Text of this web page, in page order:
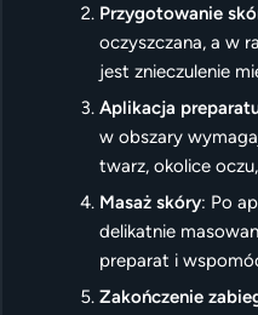
Przygotowanie
oczyszczana, a w
jest znieczulenie
Aplikacja
w obszary
twarz, okolice
Masaż skóry: Po
delikatnie
preparat i
Zakończenie